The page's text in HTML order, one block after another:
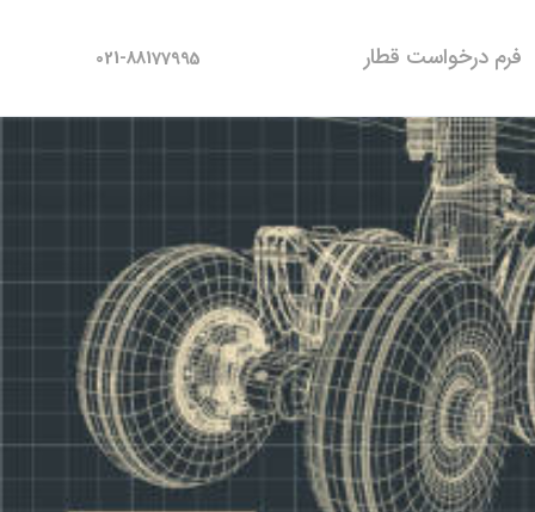
فرم درخواست قطار 021-88177995